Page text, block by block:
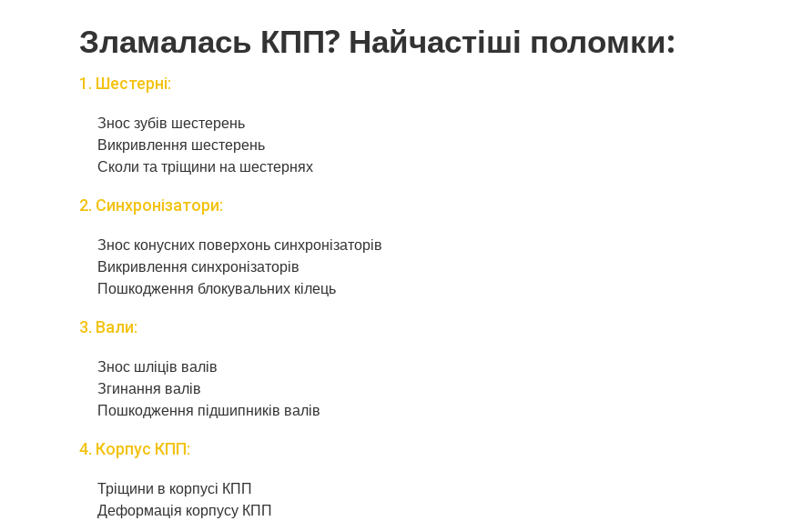
Зламалась КПП? Найчастіші поломки:
1. Шестерні:
Знос зубів шестерень
Викривлення шестерень
Сколи та тріщини на шестернях
2. Синхронізатори:
Знос конусних поверхонь синхронізаторів
Викривлення синхронізаторів
Пошкодження блокувальних кілець
3. Вали:
Знос шліців валів
Згинання валів
Пошкодження підшипників валів
4. Корпус КПП:
Тріщини в корпусі КПП
Деформація корпусу КПП